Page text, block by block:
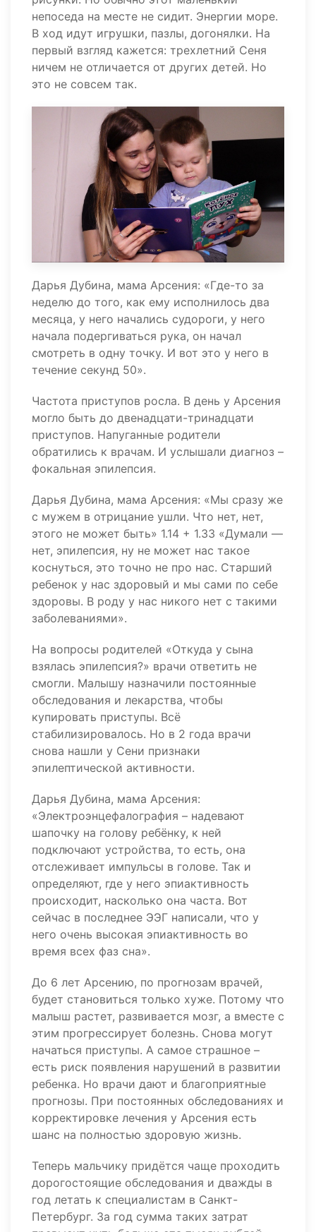
непоседа на месте не сидит. Энергии море.
В ход идут игрушки, пазлы, догонялки. На
первый взгляд кажется: трехлетний Сеня
ничем не отличается от других детей. Но
это не совсем так.
Дарья Дубина, мама Арсения: «Где-то за
неделю до того, как ему исполнилось два
месяца, у него начались судороги, у него
начала подергиваться рука, он начал
смотреть в одну точку. И вот это у него в
течение секунд 50».
Частота приступов росла. В день у Арсения
могло быть до двенадцати-тринадцати
приступов. Напуганные родители
обратились к врачам. И услышали диагноз –
фокальная эпилепсия.
Дарья Дубина, мама Арсения: «Мы сразу же
с мужем в отрицание ушли. Что нет, нет,
этого не может быть» 1.14 + 1.33 «Думали —
нет, эпилепсия, ну не может нас такое
коснуться, это точно не про нас. Старший
ребенок у нас здоровый и мы сами по себе
здоровы. В роду у нас никого нет с такими
заболеваниями».
На вопросы родителей «Откуда у сына
взялась эпилепсия?» врачи ответить не
смогли. Малышу назначили постоянные
обследования и лекарства, чтобы
купировать приступы. Всё
стабилизировалось. Но в 2 года врачи
снова нашли у Сени признаки
эпилептической активности.
Дарья Дубина, мама Арсения:
«Электроэнцефалография – надевают
шапочку на голову ребёнку, к ней
подключают устройства, то есть, она
отслеживает импульсы в голове. Так и
определяют, где у него эпиактивность
происходит, насколько она часта. Вот
сейчас в последнее ЭЭГ написали, что у
него очень высокая эпиактивность во
время всех фаз сна».
До 6 лет Арсению, по прогнозам врачей,
будет становиться только хуже. Потому что
малыш растет, развивается мозг, а вместе с
этим прогрессирует болезнь. Снова могут
начаться приступы. А самое страшное –
есть риск появления нарушений в развитии
ребенка. Но врачи дают и благоприятные
прогнозы. При постоянных обследованиях и
корректировке лечения у Арсения есть
шанс на полностью здоровую жизнь.
Теперь мальчику придётся чаще проходить
дорогостоящие обследования и дважды в
год летать к специалистам в Санкт-
Петербург. За год сумма таких затрат